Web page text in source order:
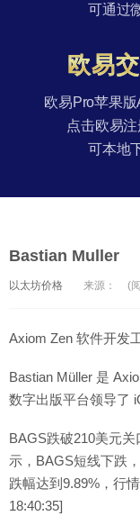
可通过
欧易
欧易Pro苹果
点击欧易
可本地
Bastian Muller
以太坊价格 来源： (
Axiom Zen 软件开发
Bastian Müller 是
数字出版平台领导了
BAGS跌破210美元
示，BAGS短线下跌
跌幅达到9.89%，行
18:40:35]